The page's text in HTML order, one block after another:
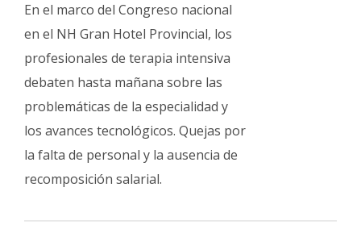
En el marco del Congreso nacional
en el NH Gran Hotel Provincial, los
profesionales de terapia intensiva
debaten hasta mañana sobre las
problemáticas de la especialidad y
los avances tecnológicos. Quejas por
la falta de personal y la ausencia de
recomposición salarial.